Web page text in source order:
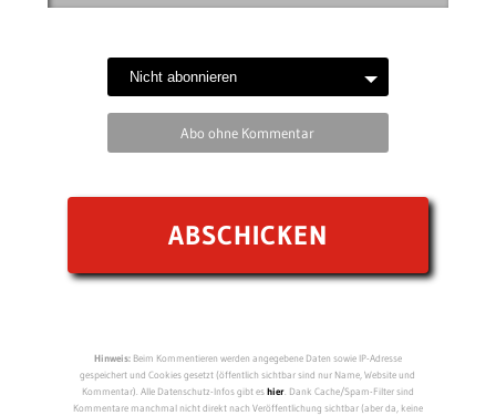
Abo ohne Kommentar
Hinweis:Beim Kommentieren werden angegebene Daten sowie IP-Adresse
gespeichert und Cookies gesetzt (öffentlich sichtbar sind nur Name, Website und
Kommentar). Alle Datenschutz-Infos gibt eshier. Dank Cache/Spam-Filter sind
Kommentare manchmal nicht direkt nach Veröffentlichung sichtbar (aber da, keine